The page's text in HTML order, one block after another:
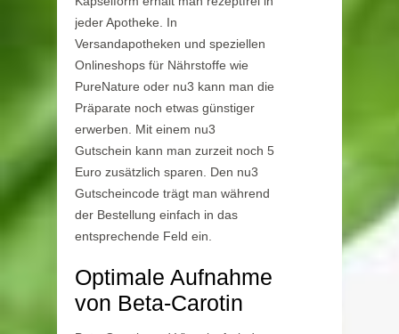
jeder Apotheke. In
Versandapotheken und speziellen
Onlineshops für Nährstoffe wie
PureNature oder nu3 kann man die
Präparate noch etwas günstiger
erwerben. Mit einem nu3
Gutschein kann man zurzeit noch 5
Euro zusätzlich sparen. Den nu3
Gutscheincode trägt man während
der Bestellung einfach in das
entsprechende Feld ein.
Optimale Aufnahme
von Beta-Carotin